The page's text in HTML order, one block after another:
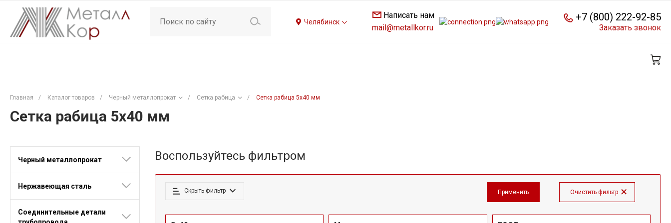
Челябинск
Написать нам
mail@metallkor.ru
+7 (800) 222-92-85
Заказать звонок
Главная / Каталог товаров / Черный металлопрокат / Сетка рабица / Сетка рабица 5x40 мм
Сетка рабица 5x40 мм
Черный металлопрокат
Нержавеющая сталь
Соединительные детали
Воспользуйтесь фильтром
Скрыть фильтр